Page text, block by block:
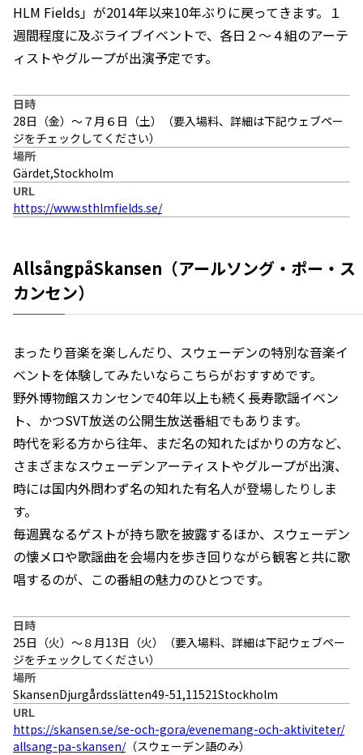
HLM Fields」が2014年以来10年ぶりに戻ってきます。１
週間程度に及ぶライブイベントで、各日２〜４組のアーテ
ィストやグループが出演予定です。
日時
28日（金）〜７月６日（土）（要入場料、詳細は下記ウェブペー
ジをチェックしてください）
場所
Gärdet,Stockholm
URL
https://www.sthlmfields.se/
AllsångpåSkansen（アールソング・ポー・ス
カンセン）
まったり音楽を楽しんだり、スウェーデンの特別な音楽イ
ベントを体験してみたいならこちらがおすすめです。
野外博物館スカンセンで40年以上も続く長寿歌謡イベン
ト、かつSVT放送の公開生放送番組でもあります。
時代を彩る方から往年、まだ名の知れたばかりの方など、
さまざまなスウェーデンアーティストやグループが出演、
時には国内外問わず名の知れた有名人が登場したりしま
す。
毎週異なるゲストが持ち歌を披露するほか、スウェーデン
の懐メロや歌謡曲を会場内を歩き回りながら観客と共に歌
唱するのが、この番組の魅力のひとつです。
日時
25日（火）〜８月13日（火）（要入場料、詳細は下記ウェブペー
ジをチェックしてください）
場所
SkansenDjurgårdsslätten49-51,11521Stockholm
URL
https://skansen.se/se-och-gora/evenemang-och-aktiviteter/
allsang-pa-skansen/（スウェーデン語のみ）